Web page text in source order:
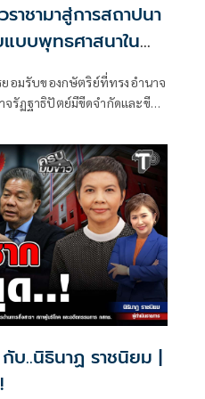
าชามาสู่การสถาปนา
บบพุทธศาสนาใน
สูตรในฐานะทฤษฎี
หนือแรงงานและ
อมรับของกษัตริย์ที่ทรงอำนาจ
รัฏฐาธิปัตย์มีขีดจำกัดและขีด
บ..นิธินาฏ ราชนิยม |